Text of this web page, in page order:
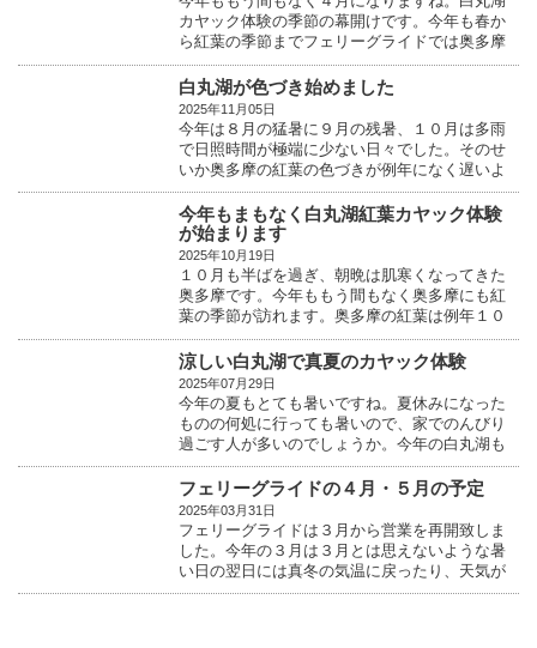
カヤック体験の季節の幕開けです。今年も春か
ら紅葉の季節までフェリーグライドでは奥多摩
の白丸湖でカ...
白丸湖が色づき始めました
2025年11月05日
今年は８月の猛暑に９月の残暑、１０月は多雨
で日照時間が極端に少ない日々でした。そのせ
いか奥多摩の紅葉の色づきが例年になく遅いよ
うです。今朝...
今年もまもなく白丸湖紅葉カヤック体験
が始まります
2025年10月19日
１０月も半ばを過ぎ、朝晩は肌寒くなってきた
奥多摩です。今年ももう間もなく奥多摩にも紅
葉の季節が訪れます。奥多摩の紅葉は例年１０
月の最終週ぐ...
涼しい白丸湖で真夏のカヤック体験
2025年07月29日
今年の夏もとても暑いですね。夏休みになった
ものの何処に行っても暑いので、家でのんびり
過ごす人が多いのでしょうか。今年の白丸湖も
真夏にも関わら...
フェリーグライドの４月・５月の予定
2025年03月31日
フェリーグライドは３月から営業を再開致しま
した。今年の３月は３月とは思えないような暑
い日の翌日には真冬の気温に戻ったり、天気が
安定しませんで...